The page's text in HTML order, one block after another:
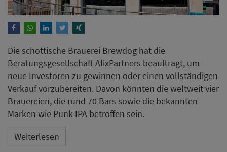
Die schottische Brauerei Brewdog hat die
Beratungsgesellschaft AlixPartners beauftragt, um
neue Investoren zu gewinnen oder einen vollständigen
Verkauf vorzubereiten. Davon könnten die weltweit vier
Brauereien, die rund 70 Bars sowie die bekannten
Marken wie Punk IPA betroffen sein.
Weiterlesen